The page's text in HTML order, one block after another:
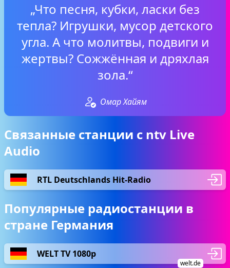
„Что песня, кубки, ласки без
тепла? Игрушки, мусор детского
угла. А что молитвы, подвиги и
жертвы? Сожжённая и дряхлая
зола.“
Омар Хайям
Связанные станции с ntv Live
Audio
RTL Deutschlands Hit-Radio
Популярные радиостанции в
стране Германия
WELT TV 1080p
welt.de